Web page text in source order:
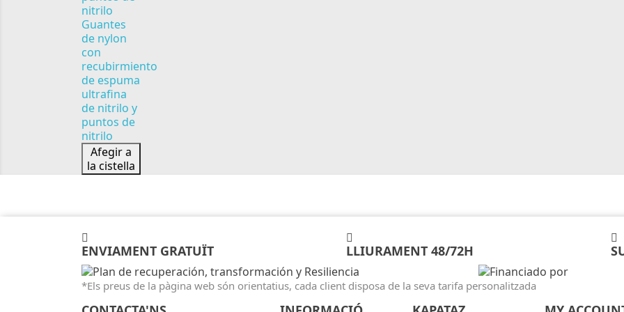
Guantes
de nylon
con
recubirmiento
de espuma
ultrafina
de nitrilo y
puntos de
nitrilo
Afegir a
la cistella
ENVIAMENT GRATUÏT LLIURAMENT 48/72H
*Els preus de la pàgina web són orientatius, cada client disposa de la seva tarifa personalitzada